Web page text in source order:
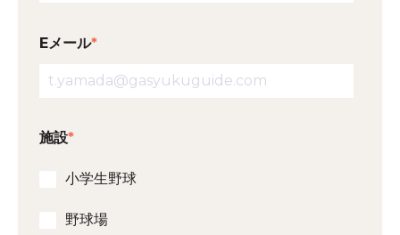
Eメール*
施設*
小学生野球
野球場